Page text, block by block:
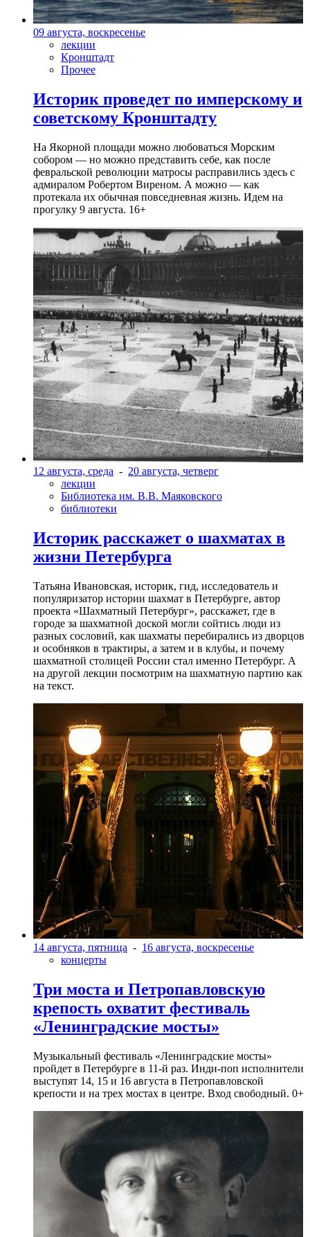
09 августа, воскресенье
лекции
Кронштадт
Прочее
Историк проведет по имперскому и
советскому Кронштадту
На Якорной площади можно любоваться Морским
собором — но можно представить себе, как после
февральской революции матросы расправились здесь с
адмиралом Робертом Виреном. А можно — как
протекала их обычная повседневная жизнь. Идем на
прогулку 9 августа. 16+
12 августа, среда - 20 августа, четверг
лекции
Библиотека им. В.В. Маяковского
библиотеки
Историк расскажет о шахматах в
жизни Петербурга
Татьяна Ивановская, историк, гид, исследователь и
популяризатор истории шахмат в Петербурге, автор
проекта «Шахматный Петербург», расскажет, где в
городе за шахматной доской могли сойтись люди из
разных сословий, как шахматы перебирались из дворцов
и особняков в трактиры, а затем и в клубы, и почему
шахматной столицей России стал именно Петербург. А
на другой лекции посмотрим на шахматную партию как
на текст.
14 августа, пятница - 16 августа, воскресенье
концерты
Три моста и Петропавловскую
крепость охватит фестиваль
«Ленинградские мосты»
Музыкальный фестиваль «Ленинградские мосты»
пройдет в Петербурге в 11-й раз. Инди-поп исполнители
выступят 14, 15 и 16 августа в Петропавловской
крепости и на трех мостах в центре. Вход свободный. 0+